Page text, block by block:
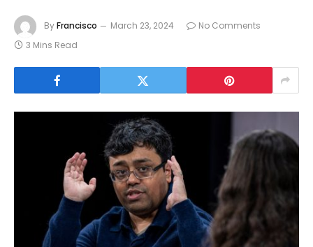
ByFrancisco March 23, 2024
No Comments
3 Mins Read